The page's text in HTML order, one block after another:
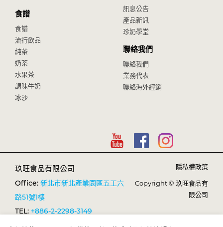
食譜
食譜
流行飲品
純茶
奶茶
水果茶
調味牛奶
冰沙
訊息公告
產品新訊
珍奶學堂
聯絡我們
聯絡我們
業務代表
聯絡海外經銷
玖旺食品有限公司
Office: 新北市新北產業園區五工六
路51號1樓
TEL: +886-2-2298-3149
FAX:+886-2-2298-1638
隱私權政策
Copyright © 玖旺食品有
限公司